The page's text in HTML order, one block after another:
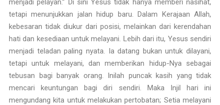
menjadi pelayan.” Di sini Yesus tidak hanya memberi nasihat,
tetapi menunjukkan jalan hidup baru. Dalam Kerajaan Allah,
kebesaran tidak diukur dari posisi, melainkan dari kerendahan
hati dan kesediaan untuk melayani. Lebih dari itu, Yesus sendiri
menjadi teladan paling nyata. Ia datang bukan untuk dilayani,
tetapi untuk melayani, dan memberikan hidup-Nya sebagai
tebusan bagi banyak orang. Inilah puncak kasih yang tidak
mencari keuntungan bagi diri sendiri. Maka Injil hari ini
mengundang kita untuk melakukan pertobatan; Setia melayani